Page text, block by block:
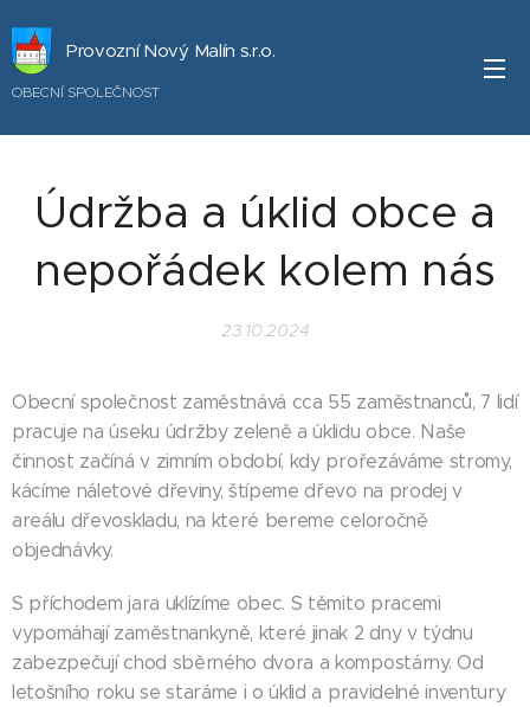
Provozní Nový Malín s.r.o.
OBECNÍ SPOLEČNOST
Údržba a úklid obce a
nepořádek kolem nás
23.10.2024
Obecní společnost zaměstnává cca 55 zaměstnanců, 7 lidí
pracuje na úseku údržby zeleně a úklidu obce. Naše
činnost začíná v zimním období, kdy prořezáváme stromy,
kácíme náletové dřeviny, štípeme dřevo na prodej v
areálu dřevoskladu, na které bereme celoročně
objednávky.
S příchodem jara uklízíme obec. S těmito pracemi
vypomáhají zaměstnankyně, které jinak 2 dny v týdnu
zabezpečují chod sběrného dvora a kompostárny. Od
letošního roku se staráme i o úklid a pravidelné inventury